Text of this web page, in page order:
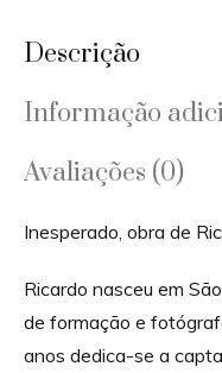
Descrição
Informação
Avaliações (0)
Inesperado, obra de
Ricardo nasceu em
de formação e
anos dedica-se a